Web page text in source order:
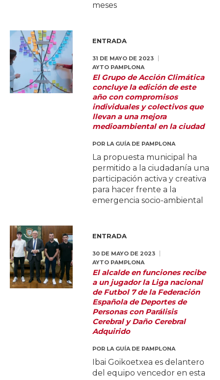
meses
ENTRADA
31 DE MAYO DE 2023
AYTO PAMPLONA
El Grupo de Acción Climática
concluye la edición de este
año con compromisos
individuales y colectivos que
llevan a una mejora
medioambiental en la ciudad
POR LA GUÍA DE PAMPLONA
La propuesta municipal ha
permitido a la ciudadanía una
participación activa y creativa
para hacer frente a la
emergencia socio-ambiental
ENTRADA
30 DE MAYO DE 2023
AYTO PAMPLONA
El alcalde en funciones recibe
a un jugador la Liga nacional
de Futbol 7 de la Federación
Española de Deportes de
Personas con Parálisis
Cerebral y Daño Cerebral
Adquirido
POR LA GUÍA DE PAMPLONA
Ibai Goikoetxea es delantero
del equipo vencedor en esta